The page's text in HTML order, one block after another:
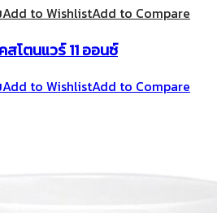
Add to WishlistAdd to Compare
โตนแวร์ 11 ออนซ์
Add to WishlistAdd to Compare